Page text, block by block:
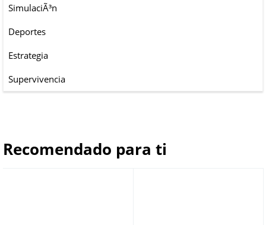
SimulaciÃ³n
Deportes
Estrategia
Supervivencia
Recomendado para ti